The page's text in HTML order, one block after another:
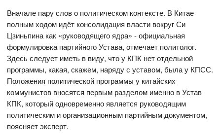
Вначале пару слов о политическом контексте. В Китае
полным ходом идёт консолидация власти вокруг Си
Цзиньпина как «руководящего ядра» - официальная
формулировка партийного Устава, отмечает политолог.
Здесь следует иметь в виду, что у КПК нет отдельной
программы, какая, скажем, наряду с уставом, была у КПСС.
Положения политической программы у китайских
коммунистов вносятся первым разделом именно в Устав
КПК, который одновременно является руководящим
политическим и организационным партийным документом,
поясняет эксперт.